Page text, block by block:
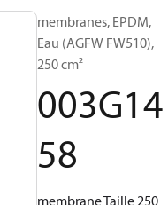
membranes, EPDM,
Eau (AGFW FW510),
250 cm²
003G14
58
membrane Taille 250